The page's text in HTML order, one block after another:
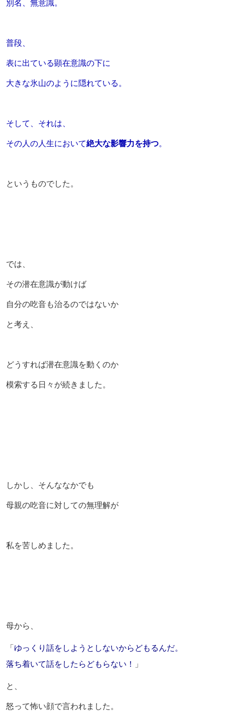
別名、無意識。
普段、
表に出ている顕在意識の下に
大きな氷山のように隠れている。
そして、それは、
その人の人生において絶大な影響力を持つ。
というものでした。
では、
その潜在意識が動けば
自分の吃音も治るのではないか
と考え、
どうすれば潜在意識を動くのか
模索する日々が続きました。
しかし、そんななかでも
母親の吃音に対しての無理解が
私を苦しめました。
母から、
「 ゆっくり話をしようとしないからどもるんだ。
落ち着いて話をしたらどもらない！
」
と、
怒って怖い顔で言われました。